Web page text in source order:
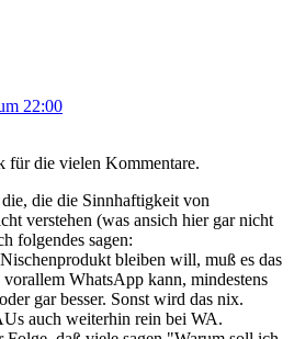
22:00
für die vielen Kommentare.
die die Sinnhaftigkeit von
verstehen (was ansich hier gar nicht
folgendes sagen:
bleiben will, muß es das
WhatsApp kann, mindestens
gar besser. Sonst wird das nix.
auch weiterhin rein bei WA.